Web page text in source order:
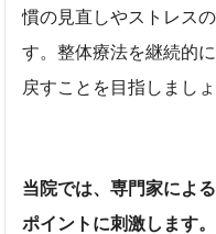
慣の見直しやストレス
す。整体療法を継続的
戻すことを目指しましょ
当院では、専門家によ
ポイントに刺激します。